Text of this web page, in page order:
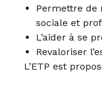
Permettre de
sociale et
L’aider à se
Revaloriser
L’ETP est